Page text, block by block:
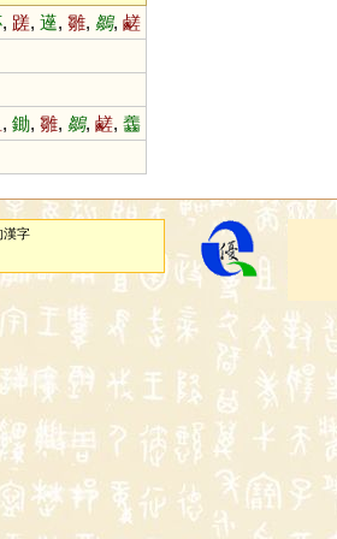
, 蹉,遳,雛, 鶵,鹺
,鋤,雛, 鶵,鹺,齹
漢字